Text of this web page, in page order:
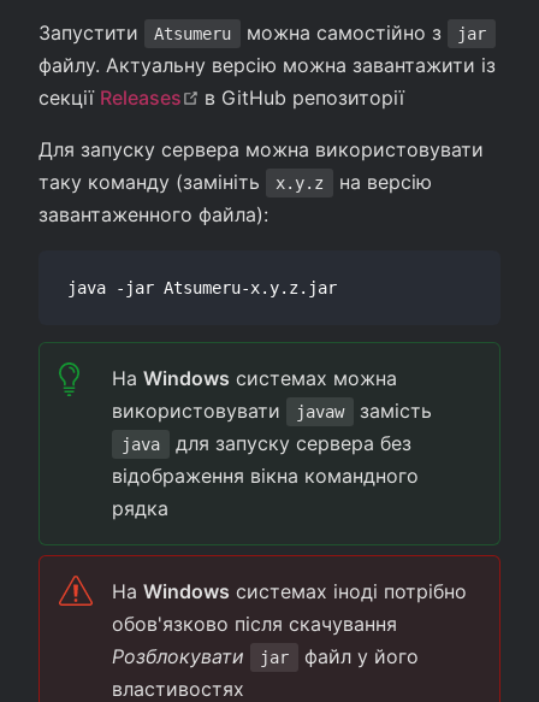
Запустити Atsumeru можна самостійно з jar
файлу. Актуальну версію можна завантажити із
секції Releases (opens new window)
в GitHub репозиторії
Для запуску сервера можна використовувати
таку команду (замініть
x.y.z
на версію
завантаженного файла):
На Windows системах можна
використовувати
javaw замість
java
для запуску сервера без
відображення вікна командного
рядка
На Windows системах іноді потрібно
обов'язково після скачування
Розблокувати
jar
файл у його
властивостях